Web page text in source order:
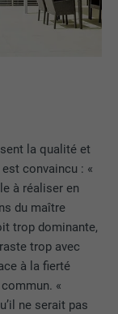
la qualité et
est convaincu : «
à réaliser en
du maître
trop dominante,
trop avec
à la fierté
«
ne serait pas